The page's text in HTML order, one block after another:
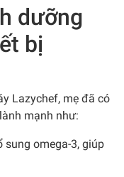
dưỡng
bị
Lazychef, mẹ đã có
mạnh như:
sung omega-3, giúp